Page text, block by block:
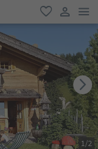
favoriti
user link
1/2